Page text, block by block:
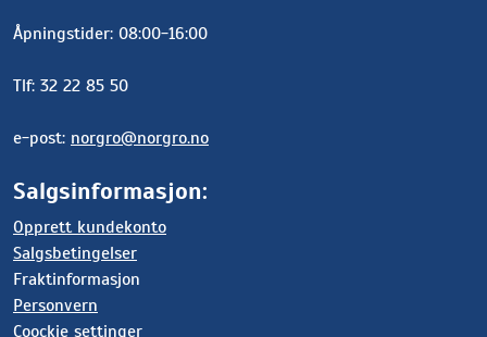
Åpningstider: 08:00-16:00
Tlf: 32 22 85 50
e-post: norgro@norgro.no
Salgsinformasjon:
Opprett kundekonto
Salgsbetingelser
Fraktinformasjon
Personvern
Coockie settinger